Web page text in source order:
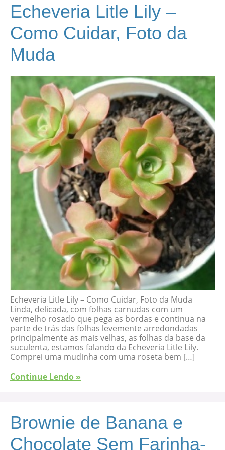
Echeveria Litle Lily –
Como Cuidar, Foto da
Muda
Echeveria Litle Lily – Como Cuidar, Foto da Muda
Linda, delicada, com folhas carnudas com um
vermelho rosado que pega as bordas e continua na
parte de trás das folhas levemente arredondadas
principalmente as mais velhas, as folhas da base da
suculenta, estamos falando da Echeveria Litle Lily.
Comprei uma mudinha com uma roseta bem […]
Continue Lendo »
Brownie de Banana e
Chocolate Sem Farinha-